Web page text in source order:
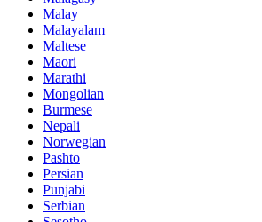
Malay
Malayalam
Maltese
Maori
Marathi
Mongolian
Burmese
Nepali
Norwegian
Pashto
Persian
Punjabi
Serbian